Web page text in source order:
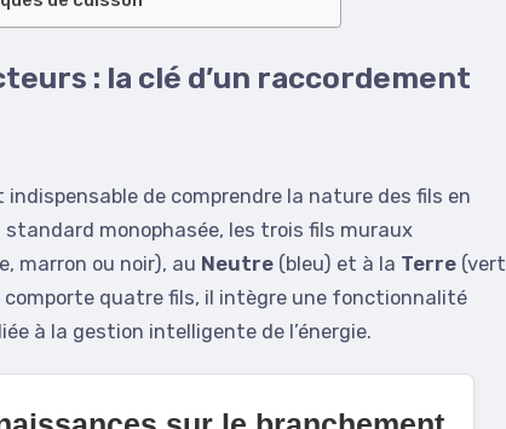
: la clé d’un raccordement
de comprendre la nature des fils en
monophasée, les trois fils muraux
marron ou noir), au Neutre (bleu) et à la Terre (vert
quatre fils, il intègre une fonctionnalité
à la gestion intelligente de l’énergie.